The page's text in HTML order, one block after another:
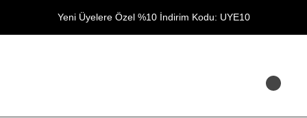
Yeni Üyelere Özel %10 İndirim Kodu: UYE10